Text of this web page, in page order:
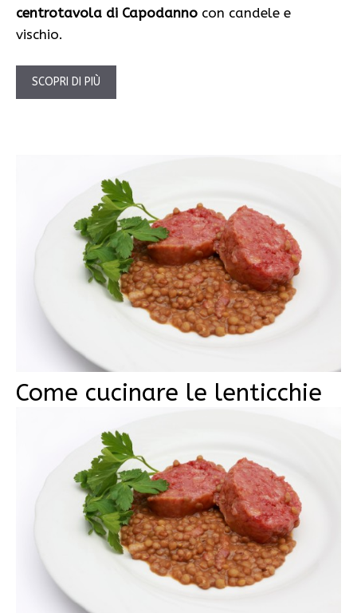
centrotavola di Capodanno con candele e
vischio.
SCOPRI DI PIÙ
Come cucinare le lenticchie